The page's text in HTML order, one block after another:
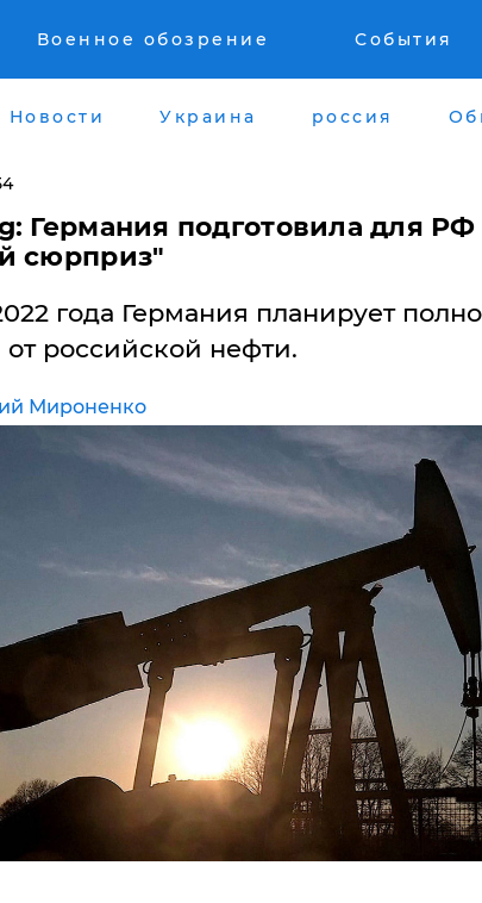
Военное обозрение События
Новости Украина россия
Германия подготовила для РФ
сюрприз"
года Германия планирует
от российской нефти.
Мироненко